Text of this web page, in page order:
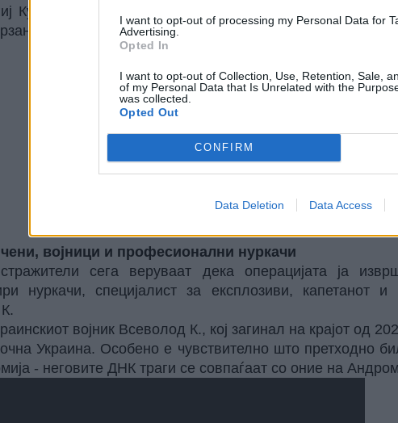
I want to opt-out of processing my Personal Data for
Advertising.
Opted In
I want to opt-out of Collection, Use, Retention, Sale,
of my Personal Data that Is Unrelated with the
was collected.
Opted Out
CONFIRM
Data Deletion Data Access
Кулинич“ - но биле користени оригинални украински
со високи владини кругови во Украина.
војници и професионални нуркачи
сега веруваат дека операцијата ја
нуркачи, специјалист за експлозиви, капетанот и
војник Всеволод К., кој загинал на крајот од
Украина. Особено е чувствително што претходно
- неговите ДНК траги се совпаѓаат со оние на